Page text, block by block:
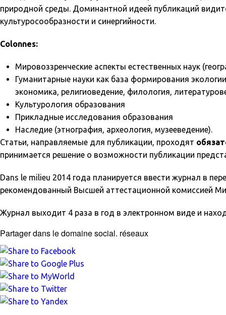
природной среды. Доминантной идеей публикаций
культуросообразности и синергийности.
Colonnes:
Мировоззренческие аспекты естественных наук
Гуманитарные науки как база формирования
экономика, религиоведение, филология,
Культурология образования
Прикладные исследования образования
Наследие (этнография, археология, музееведение).
Статьи, направляемые для публикации, проходят
принимается решение о возможности публикации
Dans le milieu 2014 года планируется ввести журнал в
рекомендованный Высшей аттестационной комиссией
Журнал выходит 4 раза в год в электронном виде и
Partager dans le domaine social. réseaux